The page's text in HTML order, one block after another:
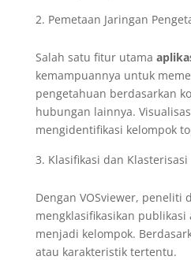
Pemetaan Jaringan
Salah satu fitur utama
kemampuannya untuk
pengetahuan berdasarkan
hubungan lainnya.
mengidentifikasi kelompok
Klasifikasi dan Klasterisasi
Dengan VOSviewer, peneliti
mengklasifikasikan
menjadi kelompok.
atau karakteristik tertentu.